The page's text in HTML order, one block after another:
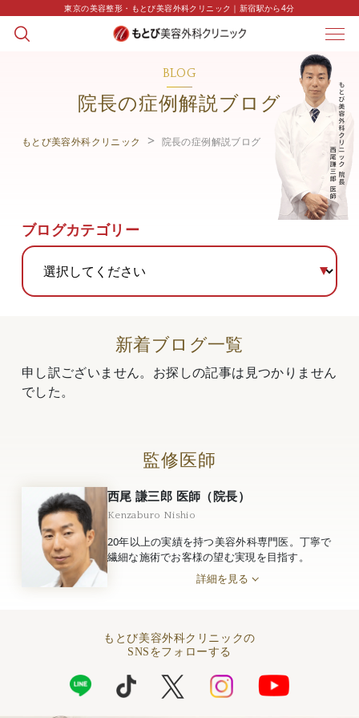
東京の美容整形・もとび美容外科クリニック｜新宿駅から4分
BLOG
院長の症例解説ブログ
もとび美容外科クリニック 院長の症例解説ブログ
ブログカテゴリー
新着ブログ一覧
申し訳ございません。お探しの記事は見つかりません
でした。
監修医師
西尾 謙三郎 医師（院長）
Kenzaburo Nishio
20年以上の実績を持つ美容外科専門医。丁寧で
繊細な施術でお客様の望む実現を目指す。
詳細を見る
もとび美容外科クリニックの
SNSをフォローする